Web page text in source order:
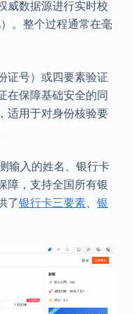
威数据源进行实时校
。整个过程通常在毫
证号）或四要素验证
在保障基础安全的同
适用于对身份核验要
输入的姓名、银行卡
障，支持全国所有银
了银行卡三要素、 银